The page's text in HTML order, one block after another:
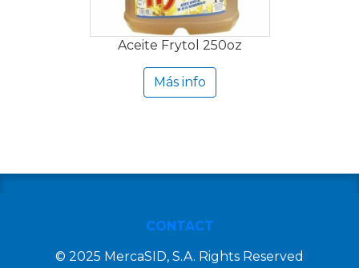
Aceite Frytol 250oz
Más info
CONTACT
© 2025 MercaSID, S.A. Rights Reserved